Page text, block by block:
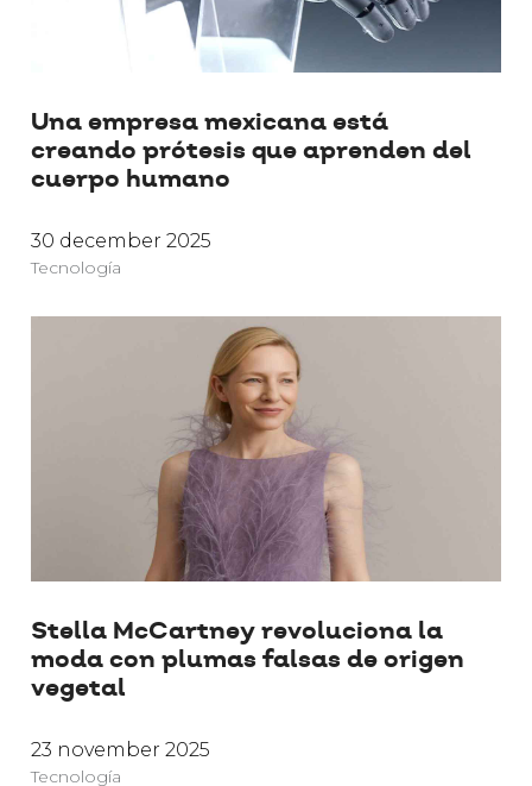
Una empresa mexicana está
creando prótesis que aprenden del
cuerpo humano
30 december 2025
Tecnología
Stella McCartney revoluciona la
moda con plumas falsas de origen
vegetal
23 november 2025
Tecnología